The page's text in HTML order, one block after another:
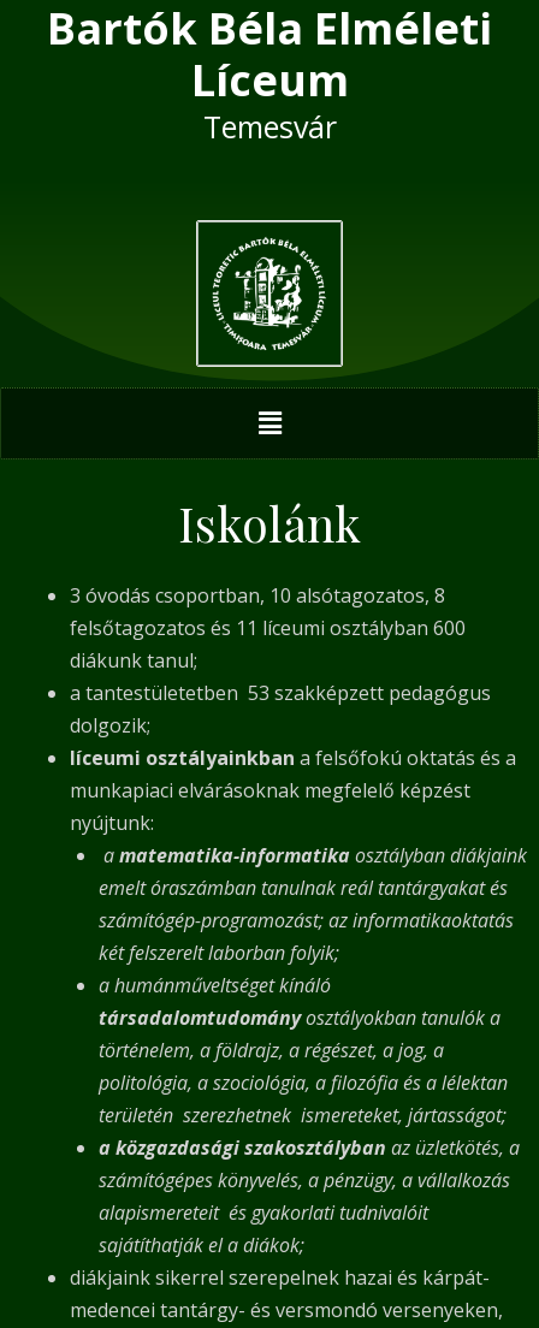
Bartók Béla Elméleti
Líceum
Temesvár
Menu
Iskolánk
3 óvodás csoportban, 10 alsótagozatos, 8
felsőtagozatos és 11 líceumi osztályban 600
diákunk tanul;
a tantestületetben 53 szakképzett pedagógus
dolgozik;
líceumi osztályainkban a felsőfokú oktatás és a
munkapiaci elvárásoknak megfelelő képzést
nyújtunk:
amatematika-informatikaosztályban diákjaink
emelt óraszámban tanulnak reál tantárgyakat és
számítógép-programozást; az informatikaoktatás
két felszerelt laborban folyik;
a humánműveltséget kínáló
társadalomtudományosztályokban tanulók a
történelem, a földrajz, a régészet, a jog, a
politológia, a szociológia, a filozófia és a lélektan
területén szerezhetnek ismereteket, jártasságot;
a közgazdasági szakosztályban az üzletkötés, a
számítógépes könyvelés, a pénzügy, a vállalkozás
alapismereteit és gyakorlati tudnivalóit
sajátíthatják el a diákok;
diákjaink sikerrel szerepelnek hazai és kárpát-
medencei tantárgy- és versmondó versenyeken,